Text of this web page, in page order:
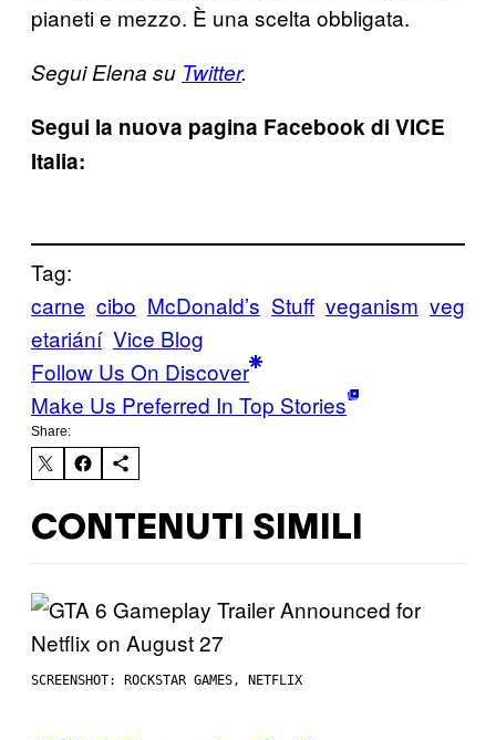
pianeti e mezzo. È una scelta obbligata.
Segui Elena su Twitter.
Segui la nuova pagina Facebook di VICE
Italia:
Tag:
carne cibo McDonald’s Stuff veganism veg
etariání Vice Blog
Follow Us On Discover
Make Us Preferred In Top Stories
Share:
CONTENUTI SIMILI
SCREENSHOT: ROCKSTAR GAMES, NETFLIX